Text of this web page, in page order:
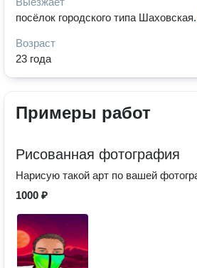
посёлок городского типа Шаховская.
Возраст
23 года
Примеры работ
Рисованная фотография
Нарисую такой арт по вашей
1000 ₽